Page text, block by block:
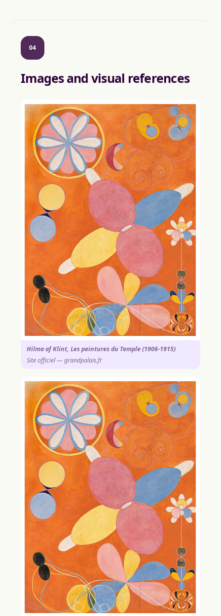
04
Images and visual references
Hilma af Klint, Les peintures du Temple (1906-1915)
Site officiel — grandpalais.fr